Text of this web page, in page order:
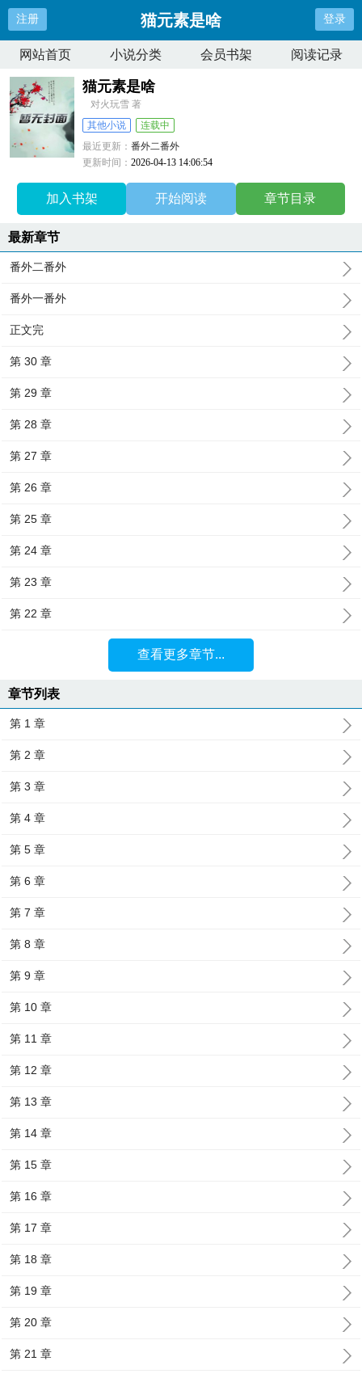
注册 猫元素是啥 登录
网站首页 小说分类 会员书架 阅读记录
猫元素是啥
对火玩雪 著
其他小说
连载中
最近更新：番外二番外
更新时间：2026-04-13 14:06:54
加入书架 开始阅读 章节目录
最新章节
番外二番外
番外一番外
正文完
第 30 章
第 29 章
第 28 章
第 27 章
第 26 章
第 25 章
第 24 章
第 23 章
第 22 章
查看更多章节...
章节列表
第 1 章
第 2 章
第 3 章
第 4 章
第 5 章
第 6 章
第 7 章
第 8 章
第 9 章
第 10 章
第 11 章
第 12 章
第 13 章
第 14 章
第 15 章
第 16 章
第 17 章
第 18 章
第 19 章
第 20 章
第 21 章